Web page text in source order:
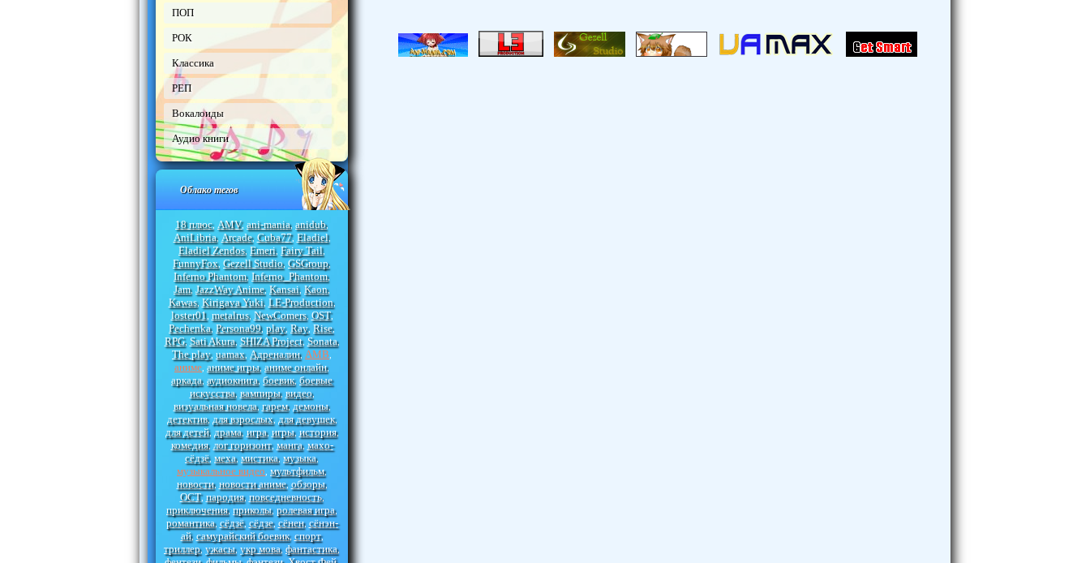
ПОП
РОК
Классика
РЕП
Вокалоиды
Аудио книги
Облако тегов
18 плюс, AMV, ani-mania, anidub,
AniLibria, Arcade, Cuba77, Eladiel,
Eladiel Zendos, Emeri, Fairy Tail,
FunnyFox, Gezell Studio, GSGroup,
Inferno Phantom, Inferno_Phantom,
Jam, JazzWay Anime, Kansai, Kaon,
Kawas, Kirigava Yuki, LE-Production,
loster01, metalrus, NewComers, OST,
Pechenka, Persona99, play, Ray, Rise,
RPG, Sati Akura, SHIZA Project, Sonata,
The play, uamax, Адреналин, АМВ
аниме аниме игры, аниме онлайн,
аркада, аудиокнига, боевик, боевые
искусства, вампиры, видео,
визуальная новела, гарем, демоны,
детектив, для взрослых, для девушек,
для детей, драма, игра, игры, история,
комедия, лог горизонт, манга, махо-
сёдзё, меха, мистика, музыка,
музыкальное видео мультфильм,
новости, новости аниме, обзоры,
ОСТ, пародия, повседневность,
приключения, приколы, ролевая игра,
романтика, сёдзё, сёдзе, сёнен, сёнэн-
ай, самурайский боевик, спорт,
триллер, ужасы, укр мова, фантастика,